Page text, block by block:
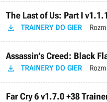
The Last of Us: Part I
 TRAINERY DO GIER
Assassin’s Creed: Black
 TRAINERY DO GIER
Far Cry 6 v1.7.0 +38